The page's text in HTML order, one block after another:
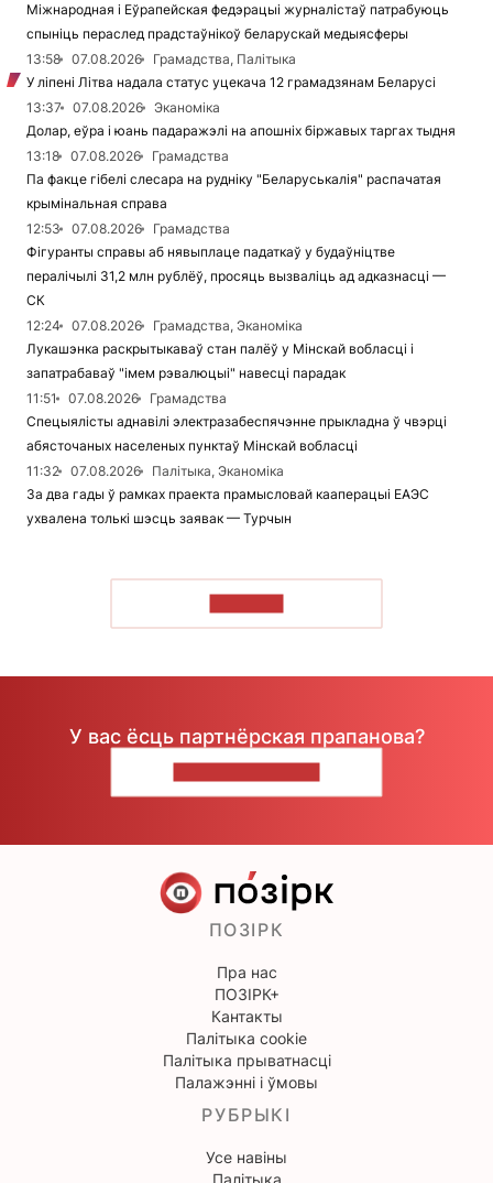
Міжнародная і Еўрапейская федэрацыі журналістаў патрабуюць
спыніць пераслед прадстаўнікоў беларускай медыясферы
13:58
07.08.2026
Грамадства, Палітыка
У ліпені Літва надала статус уцекача 12 грамадзянам Беларусі
13:37
07.08.2026
Эканоміка
Долар, еўра і юань падаражэлі на апошніх біржавых таргах тыдня
13:18
07.08.2026
Грамадства
Па факце гібелі слесара на рудніку "Беларуськалія" распачатая
крымінальная справа
12:53
07.08.2026
Грамадства
Фігуранты справы аб нявыплаце падаткаў у будаўніцтве
пералічылі 31,2 млн рублёў, просяць вызваліць ад адказнасці —
СК
12:24
07.08.2026
Грамадства, Эканоміка
Лукашэнка раскрытыкаваў стан палёў у Мінскай вобласці і
запатрабаваў "імем рэвалюцыі" навесці парадак
11:51
07.08.2026
Грамадства
Спецыялісты аднавілі электразабеспячэнне прыкладна ў чвэрці
абясточаных населеных пунктаў Мінскай вобласці
11:32
07.08.2026
Палітыка, Эканоміка
За два гады ў рамках праекта прамысловай кааперацыі ЕАЭС
ухвалена толькі шэсць заявак — Турчын
У вас ёсць партнёрская прапанова?
ПОЗІРК
Пра нас
ПОЗІРК+
Кантакты
Палітыка cookie
Палітыка прыватнасці
Палажэнні і ўмовы
РУБРЫКІ
Усе навіны
Палітыка